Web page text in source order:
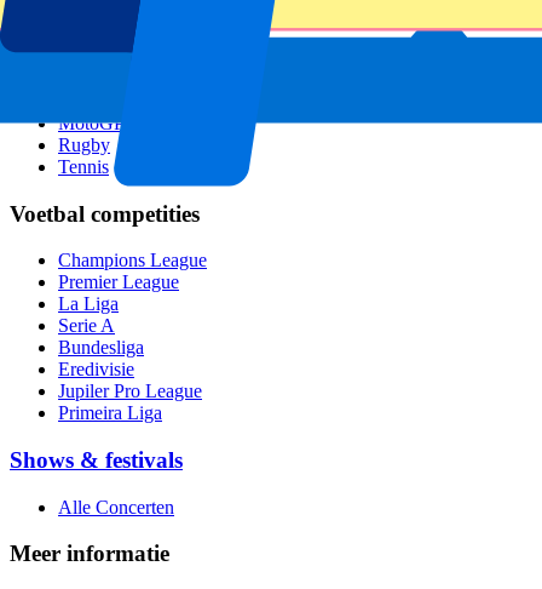
MotoGP
Rugby
Tennis
Voetbal competities
Champions League
Premier League
La Liga
Serie A
Bundesliga
Eredivisie
Jupiler Pro League
Primeira Liga
Shows & festivals
Alle Concerten
Meer informatie